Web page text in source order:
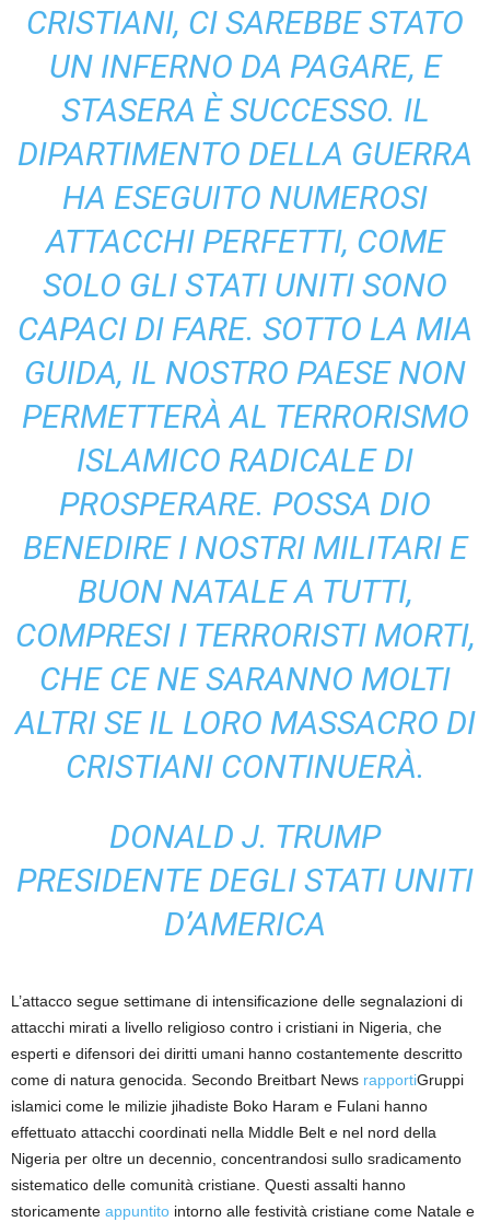
CRISTIANI, CI SAREBBE STATO
UN INFERNO DA PAGARE, E
STASERA È SUCCESSO. IL
DIPARTIMENTO DELLA GUERRA
HA ESEGUITO NUMEROSI
ATTACCHI PERFETTI, COME
SOLO GLI STATI UNITI SONO
CAPACI DI FARE. SOTTO LA MIA
GUIDA, IL NOSTRO PAESE NON
PERMETTERÀ AL TERRORISMO
ISLAMICO RADICALE DI
PROSPERARE. POSSA DIO
BENEDIRE I NOSTRI MILITARI E
BUON NATALE A TUTTI,
COMPRESI I TERRORISTI MORTI,
CHE CE NE SARANNO MOLTI
ALTRI SE IL LORO MASSACRO DI
CRISTIANI CONTINUERÀ.
DONALD J. TRUMP
PRESIDENTE DEGLI STATI UNITI
D’AMERICA
L’attacco segue settimane di intensificazione delle segnalazioni di
attacchi mirati a livello religioso contro i cristiani in Nigeria, che
esperti e difensori dei diritti umani hanno costantemente descritto
come di natura genocida. Secondo Breitbart News rapportiGruppi
islamici come le milizie jihadiste Boko Haram e Fulani hanno
effettuato attacchi coordinati nella Middle Belt e nel nord della
Nigeria per oltre un decennio, concentrandosi sullo sradicamento
sistematico delle comunità cristiane. Questi assalti hanno
storicamente appuntito intorno alle festività cristiane come Natale e